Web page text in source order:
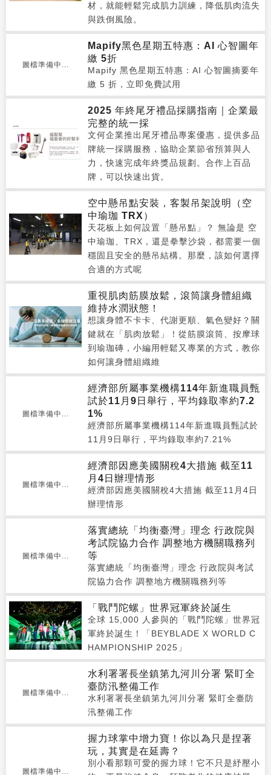
材，就能輕鬆完成肌力訓練，降低肌肉流失
與跌倒風險。
圖檔準備中...
Mapify黑色星期五特惠：AI 心智圖年
繳 5折
Mapify 黑色星期五特惠：AI 心智圖摘要年
繳 5 折，立即免費試用
2025 年終尾牙禮品採購指南｜企業最
完整的統一採
文何企業推出尾牙禮品專案優惠，提供多品
牌統一採購服務，協助企業節省預算與人
力，快速完成年終獎品規劃。合作上百品
牌，可以快速出貨。
空中懸吊點安裝，客製吊架說明（空
中瑜珈 TRX）
天花板上如何設置「懸吊點」？ 無論是 空
中瑜珈、TRX，還是拳擊沙袋，都需要一個
穩固且安全的懸吊結構。那麼，該如何選擇
合適的方式呢
重視肌肉筋膜放鬆，滾筒讓身體組織
維持水潤狀態！
想讓身體不卡卡、代謝更順、氣色變好？關
鍵就在「肌肉放鬆」！從筋膜滾筒、按摩球
到瑜珈磚，小編用輕鬆又專業的方式，教你
如何讓身體組織維
圖檔準備中...
經濟部所屬事業機構114年新進職員甄
試於11月9日舉行，平均錄取率約7.2
1%
經濟部所屬事業機構114年新進職員甄試於
11月9日舉行，平均錄取率約7.21%
圖檔準備中...
經濟部因應美國關稅4大措施 截至11
月4日辦理情形
經濟部因應美國關稅4大措施 截至11月4日
辦理情形
圖檔準備中...
落實總統「均衡臺灣」理念 行政院與
考試院協力合作 調整地方機關職務列
等
落實總統「均衡臺灣」理念 行政院與考試
院協力合作 調整地方機關職務列等
「戰鬥陀螺」世界冠軍終於誕生
全球 15,000 人參與的「戰鬥陀螺」世界冠
軍終於誕生！「BEYBLADE X WORLD C
HAMPIONSHIP 2025」
圖檔準備中...
水利署署長坐鎮第九河川分署 緊盯全
臺防汛整備工作
水利署署長坐鎮第九河川分署 緊盯全臺防
汛整備工作
圖檔準備中...
握力球掌中增力寶！你以為只是捏著
玩，其實是在延壽？
別小看那顆可愛的握力球！它不只是紓壓小